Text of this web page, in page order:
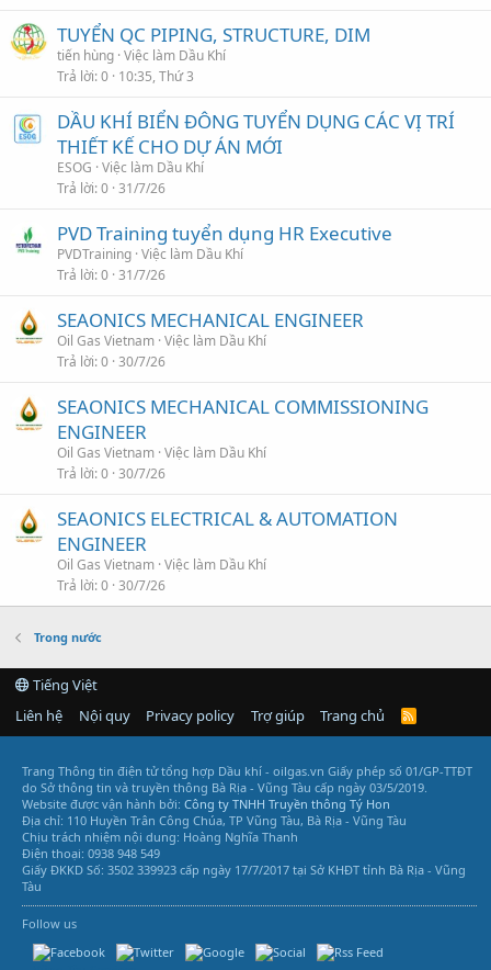
TUYỂN QC PIPING, STRUCTURE, DIM
tiến hùng Việc làm Dầu Khí
Trả lời 0 10:35, Thứ 3
DẦU KHÍ BIỂN ĐÔNG TUYỂN DỤNG CÁC VỊ TRÍ
THIẾT KẾ CHO DỰ ÁN MỚI
ESOG Việc làm Dầu Khí
Trả lời 0 31/7/26
PVD Training tuyển dụng HR Executive
PVDTraining Việc làm Dầu Khí
Trả lời 0 31/7/26
SEAONICS MECHANICAL ENGINEER
Oil Gas Vietnam Việc làm Dầu Khí
Trả lời 0 30/7/26
SEAONICS MECHANICAL COMMISSIONING
ENGINEER
Oil Gas Vietnam Việc làm Dầu Khí
Trả lời 0 30/7/26
SEAONICS ELECTRICAL & AUTOMATION
ENGINEER
Oil Gas Vietnam Việc làm Dầu Khí
Trả lời 0 30/7/26
Trong nước
Tiếng Việt
Liên hệ
Nội quy Privacy policy Trợ giúp Trang chủ
R
S
Trang Thông tin điện tử tổng hợp Dầu khí - oilgas.vn Giấy phép số 01/GP-TTĐT
do Sở thông tin và truyền thông Bà Rịa - Vũng Tàu cấp ngày 03/5/2019.
Website được vận hành bởi: Công ty TNHH Truyền thông Tý Hon
Địa chỉ: 110 Huyền Trân Công Chúa, TP Vũng Tàu, Bà Rịa - Vũng Tàu
Chịu trách nhiệm nội dung: Hoàng Nghĩa Thanh
Điện thoại: 0938 948 549
Giấy ĐKKD Số: 3502 339923 cấp ngày 17/7/2017 tại Sở KHĐT tỉnh Bà Rịa - Vũng
Tàu
Follow us